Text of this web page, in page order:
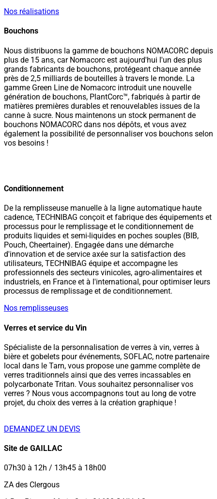
Nos réalisations
Bouchons
Nous distribuons la gamme de bouchons NOMACORC depuis
plus de 15 ans, car Nomacorc est aujourd'hui l'un des plus
grands fabricants de bouchons, protégeant chaque année
près de 2,5 milliards de bouteilles à travers le monde. La
gamme Green Line de Nomacorc introduit une nouvelle
génération de bouchons, PlantCorc™, fabriqués à partir de
matières premières durables et renouvelables issues de la
canne à sucre. Nous maintenons un stock permanent de
bouchons NOMACORC dans nos dépôts, et vous avez
également la possibilité de personnaliser vos bouchons selon
vos besoins !
Conditionnement
De la remplisseuse manuelle à la ligne automatique haute
cadence, TECHNIBAG conçoit et fabrique des équipements et
processus pour le remplissage et le conditionnement de
produits liquides et semi-liquides en poches souples (BIB,
Pouch, Cheertainer). Engagée dans une démarche
d'innovation et de service axée sur la satisfaction des
utilisateurs, TECHNIBAG équipe et accompagne les
professionnels des secteurs vinicoles, agro-alimentaires et
industriels, en France et à l'international, pour optimiser leurs
processus de remplissage et de conditionnement.
Nos remplisseuses
Verres et service du Vin
Spécialiste de la personnalisation de verres à vin, verres à
bière et gobelets pour événements, SOFLAC, notre partenaire
local dans le Tarn, vous propose une gamme complète de
verres traditionnels ainsi que des verres incassables en
polycarbonate Tritan. Vous souhaitez personnaliser vos
verres ? Nous vous accompagnons tout au long de votre
projet, du choix des verres à la création graphique !
DEMANDEZ UN DEVIS
Site de GAILLAC
07h30 à 12h / 13h45 à 18h00
ZA des Clergous